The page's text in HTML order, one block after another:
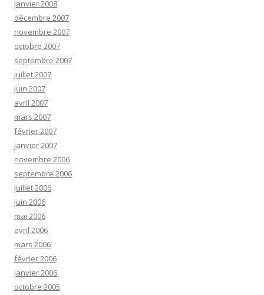
janvier 2008
décembre 2007
novembre 2007
octobre 2007
septembre 2007
juillet 2007
juin 2007
avril 2007
mars 2007
février 2007
janvier 2007
novembre 2006
septembre 2006
juillet 2006
juin 2006
mai 2006
avril 2006
mars 2006
février 2006
janvier 2006
octobre 2005